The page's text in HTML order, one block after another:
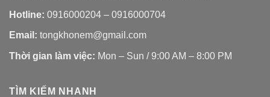
Hotline: 0916000204 – 0916000704
Email: tongkhonem@gmail.com
Thời gian làm việc: Mon – Sun / 9:00 AM – 8:00 PM
TÌM KIẾM NHANH